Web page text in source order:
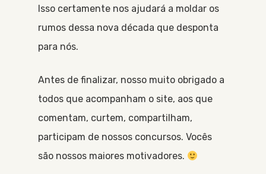
Isso certamente nos ajudará a moldar os
rumos dessa nova década que desponta
para nós.
Antes de finalizar, nosso muito obrigado a
todos que acompanham o site, aos que
comentam, curtem, compartilham,
participam de nossos concursos. Vocês
são nossos maiores motivadores.